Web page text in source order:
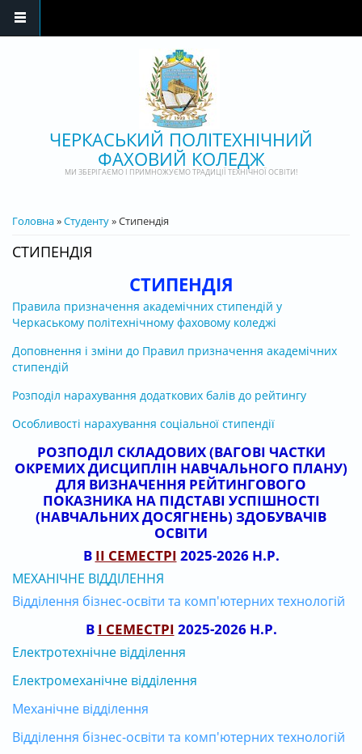
ЧЕРКАСЬКИЙ ПОЛІТЕХНІЧНИЙ
ФАХОВИЙ КОЛЕДЖ
МИ ЗБЕРІГАЄМО І ПРИМНОЖУЄМО ТРАДИЦІЇ ТЕХНІЧНОЇ ОСВІТИ!
ВИ Є ТУТ
Головна»Студенту» Стипендія
СТИПЕНДІЯ
СТИПЕНДІЯ
Правила призначення академічних стипендій у
Черкаському політехнічному фаховому коледжі
Доповнення і зміни до Правил призначення академічних
стипендій
Розподіл нарахування додаткових балів до рейтингу
Особливості нарахування соціальної стипендії
РОЗПОДІЛ СКЛАДОВИХ (ВАГОВІ ЧАСТКИ
ОКРЕМИХ ДИСЦИПЛІН НАВЧАЛЬНОГО ПЛАНУ)
ДЛЯ ВИЗНАЧЕННЯ РЕЙТИНГОВОГО
ПОКАЗНИКА НА ПІДСТАВІ УСПІШНОСТІ
(НАВЧАЛЬНИХ ДОСЯГНЕНЬ) ЗДОБУВАЧІВ
ОСВІТИ
В ІІ СЕМЕСТРІ 2025-2026 Н.Р.
МЕХАНІЧНЕ ВІДДІЛЕННЯ
Відділення бізнес-освіти та комп'ютерних технологій
В І СЕМЕСТРІ 2025-2026 Н.Р.
Електротехнічне відділення
Електромеханічне відділення
Механічне відділення
Відділення бізнес-освіти та комп'ютерних технологій